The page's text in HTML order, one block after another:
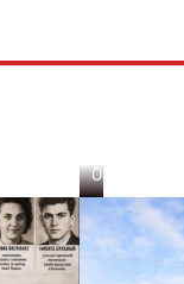
03.08.26